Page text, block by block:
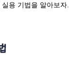
실용 기법을 알아보자.